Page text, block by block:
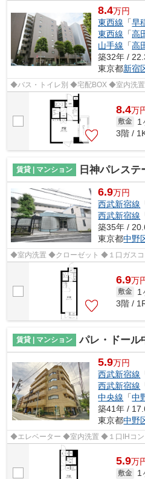
8.4万円
東西線 「早
東西線 「高
山手線 「高
築32年 /
東京都新宿
◆バス・トイレ別 ◆宅配BOX ◆室内洗
8.4万
敷金 1
3階 /
賃貸 | マンション 日神パレステ
6.9万円
西武新宿線
西武新宿線
築35年 /
東京都中野
◆室内洗置 ◆クローゼット ◆１口ガスコ
6.9万
敷金 1
3階 /
賃貸 | マンション パレ・ドール
5.9万円
西武新宿線
西武新宿線
中央線 「中
築41年 /
東京都中野
◆エレベーター ◆室内洗置 ◆１口IHコン
5.9万
敷金 1